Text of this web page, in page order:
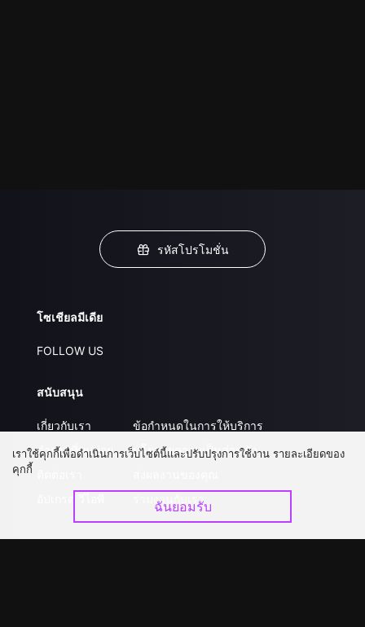
รหัสโปรโมชั่น
โซเชียลมีเดีย
FOLLOW US
สนับสนุน
เกี่ยวกับเรา
คำถามที่พบบ่อย
ข้อกำหนดในการให้บริการ
นโยบายความเป็นส่วนตัว
ร่วมงานกับเรา
เราใช้คุกกี้เพื่อดำเนินการเว็บไซต์นี้และปรับปรุงการใช้งาน รายละเอียดของ
คุกกี้
ฉันยอมรับ